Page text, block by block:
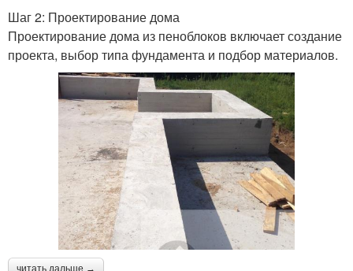
Шаг 2: Проектирование дома
Проектирование дома из пеноблоков включает создание
проекта, выбор типа фундамента и подбор материалов.
читать дальше →